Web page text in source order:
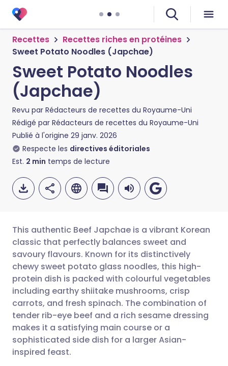
Recettes
Recettes riches en protéines
Sweet Potato Noodles (Japchae)
Sweet Potato Noodles
(Japchae)
Revu par Rédacteurs de recettes du Royaume-Uni
Rédigé par Rédacteurs de recettes du Royaume-Uni
Publié à l'origine 29 janv. 2026
Respecte les directives éditoriales
Est. 2 min temps de lecture
Partager par email
Partager sur Facebook
Partager via LinkedIn
Partager via X
🇬🇧 English 🇩🇪 Deutsch
🇪🇸 Español 🇫🇷 Français
🇮🇹 Italiano 🇵🇹
🇮🇳 हिन्दी
This authentic Beef Japchae is a vibrant Korean
classic that perfectly balances sweet and
savoury flavours. Known for its distinctively
chewy sweet potato glass noodles, this high-
protein dish is packed with colourful vegetables
including earthy shiitake mushrooms, crisp
carrots, and fresh spinach. The combination of
tender rib-eye beef and a rich sesame dressing
makes it a satisfying main course or a
sophisticated side dish for a larger Asian-
inspired feast.